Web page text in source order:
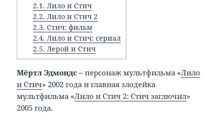
2.1. Лило и Стич
2.2. Лило и Стич 2
2.3. Стич: фильм
2.4. Лило и Стич: сериал
2.5. Лерой и Стич
Мёртл Эдмондс –персонаж мультфильма «Лило
и Стич» 2002 года и главная злодейка
мультфильма «Лило и Стич 2: Стич заглючил»
2005 года.